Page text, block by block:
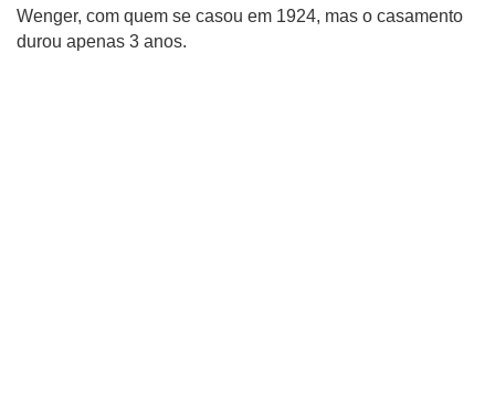
Wenger, com quem se casou em 1924, mas o casamento
durou apenas 3 anos.